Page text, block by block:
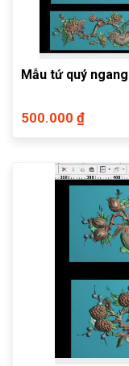
Mẫu tứ quý
500.000 ₫